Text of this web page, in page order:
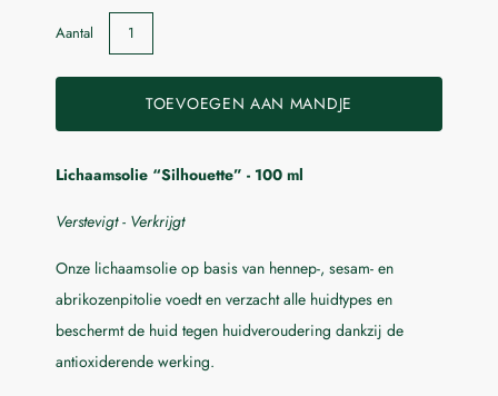
Aantal
TOEVOEGEN AAN MANDJE
Lichaamsolie “Silhouette” - 100 ml
Verstevigt - Verkrijgt
Onze lichaamsolie op basis van hennep-, sesam- en
abrikozenpitolie voedt en verzacht alle huidtypes en
beschermt de huid tegen huidveroudering dankzij de
antioxiderende werking.